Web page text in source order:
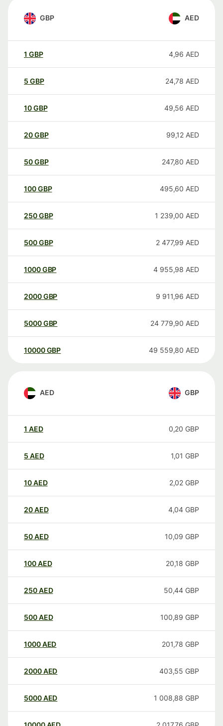
GBP AED
1 GBP 4,96 AED
5 GBP 24,78 AED
10GBP 49,56 AED
20GBP 99,12 AED
50GBP 247,80 AED
100GBP 495,60 AED
250GBP 1 239,00 AED
500GBP 2 477,99 AED
1000GBP 4 955,98 AED
2000GBP 9 911,96 AED
5000GBP 24 779,90 AED
10000 GBP 49 559,80 AED
AED GBP
1 AED 0,20 GBP
5 AED 1,01 GBP
10AED 2,02 GBP
20AED 4,04 GBP
50AED 10,09 GBP
100AED 20,18 GBP
250AED 50,44 GBP
500AED 100,89 GBP
1000AED 201,78 GBP
2000AED 403,55 GBP
5000AED 1 008,88 GBP